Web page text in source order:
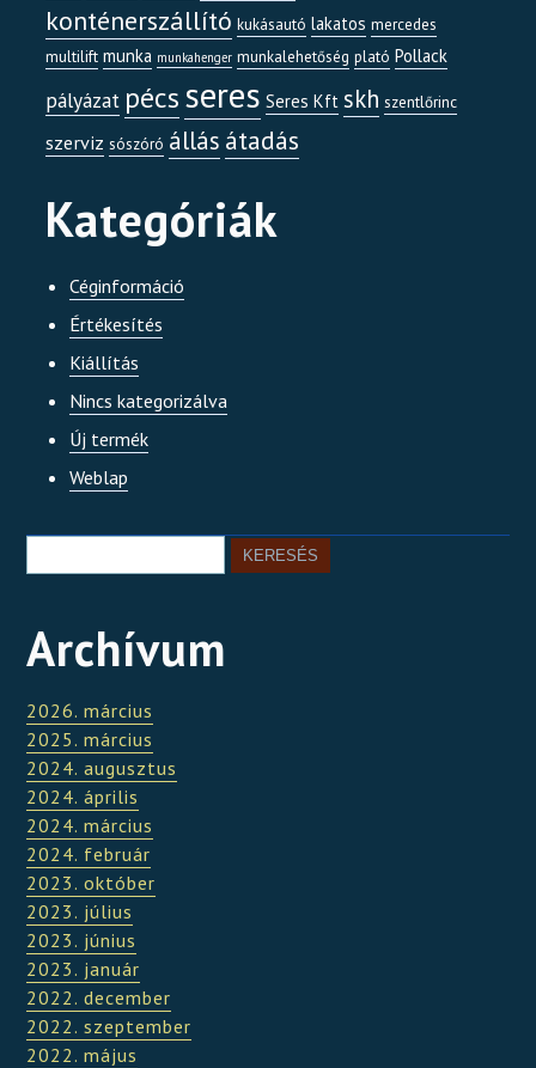
konténerszállító kukásautó lakatos mercedes
multilift munka munkahenger munkalehetőség plató Pollack
pályázat pécsseres Seres Kft skh szentlőrinc
szerviz sószóró állás átadás
Kategóriák
Céginformáció
Értékesítés
Kiállítás
Nincs kategorizálva
Új termék
Weblap
Archívum
2026. március
2025. március
2024. augusztus
2024. április
2024. március
2024. február
2023. október
2023. július
2023. június
2023. január
2022. december
2022. szeptember
2022. május